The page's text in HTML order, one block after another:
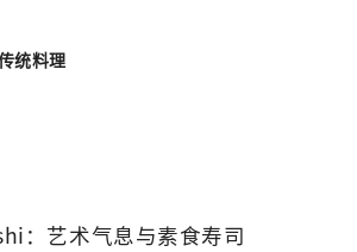
统料理
：艺术气息与素食寿司